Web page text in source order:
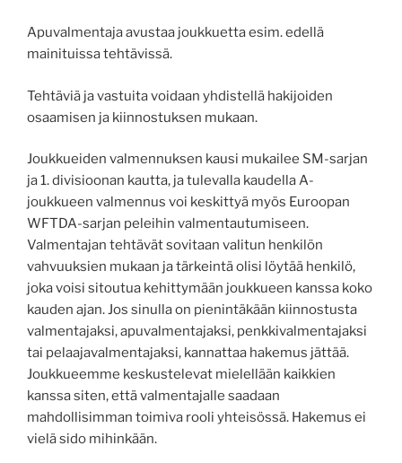
Apuvalmentaja avustaa joukkuetta esim. edellä
mainituissa tehtävissä.
Tehtäviä ja vastuita voidaan yhdistellä hakijoiden
osaamisen ja kiinnostuksen mukaan.
Joukkueiden valmennuksen kausi mukailee SM-sarjan
ja 1. divisioonan kautta, ja tulevalla kaudella A-
joukkueen valmennus voi keskittyä myös Euroopan
WFTDA-sarjan peleihin valmentautumiseen.
Valmentajan tehtävät sovitaan valitun henkilön
vahvuuksien mukaan ja tärkeintä olisi löytää henkilö,
joka voisi sitoutua kehittymään joukkueen kanssa koko
kauden ajan. Jos sinulla on pienintäkään kiinnostusta
valmentajaksi, apuvalmentajaksi, penkkivalmentajaksi
tai pelaajavalmentajaksi, kannattaa hakemus jättää.
Joukkueemme keskustelevat mielellään kaikkien
kanssa siten, että valmentajalle saadaan
mahdollisimman toimiva rooli yhteisössä. Hakemus ei
vielä sido mihinkään.